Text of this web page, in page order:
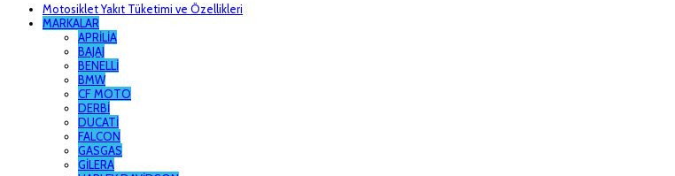
Motosiklet Yakıt Tüketimi ve Özellikleri
MARKALAR
APRİLİA
BAJAJ
BENELLİ
BMW
CF MOTO
DERBİ
DUCATİ
FALCON
GASGAS
GİLERA